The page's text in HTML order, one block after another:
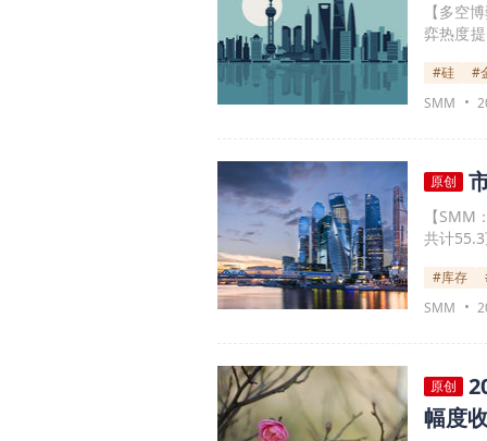
【多空
弈热度
行情缺
#硅
#
SMM
原创
【
共计
#库存
SMM
原创
幅度